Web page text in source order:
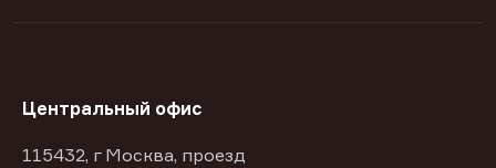
Центральный офис
115432, г Москва, проезд